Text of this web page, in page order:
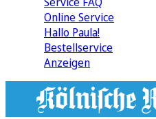
Online Service
Hallo Paula!
Bestellservice
Anzeigen